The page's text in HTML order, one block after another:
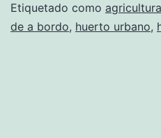
Etiquetado como
de a bordo, huerto urbano,